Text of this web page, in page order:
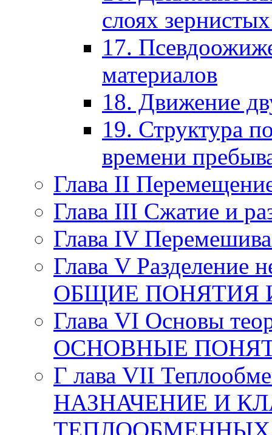
слоях
17.
материалов
18. Движение
19. Структура
времени
Глава II
Глава III Сжатие и
Глава IV
Глава V Разделение
ОБЩИЕ ПОНЯТИЯ
Глава VI Основы
ОСНОВНЫЕ
Г лава VII
НАЗНАЧЕНИЕ И
ТЕПЛООБМЕННЫХ